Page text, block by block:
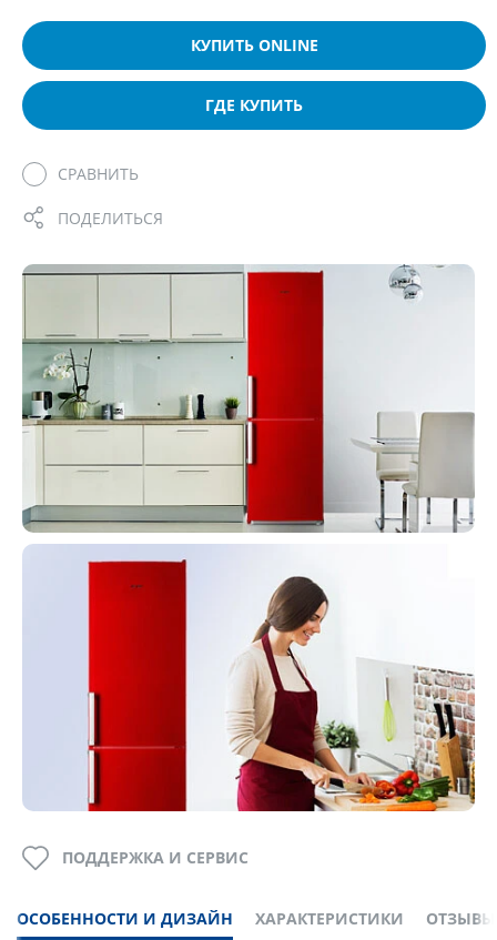
КУПИТЬ ONLINE
ГДЕ КУПИТЬ
СРАВНИТЬ
ПОДЕЛИТЬСЯ
ОСОБЕННОСТИ И ДИЗАЙН ХАРАКТЕРИСТИКИ ОТЗЫВЫ
ПОДДЕРЖКА И СЕРВИС